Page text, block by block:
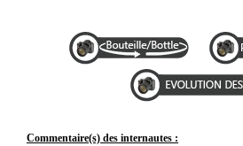
Commentaire(s) des internautes :